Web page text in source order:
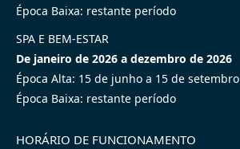
Época Baixa: restante período
SPA E BEM-ESTAR
De janeiro de 2026 a dezembro de 2026
Época Alta: 15 de junho a 15 de setembro
Época Baixa: restante período
HORÁRIO DE FUNCIONAMENTO